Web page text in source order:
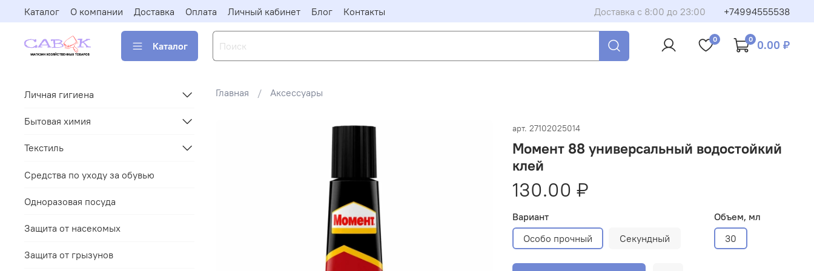
Каталог О компании Доставка Оплата Личный кабинет Блог Контакты Доставка с 8:00 до 23:00 +74994555538
Каталог
0 0 0.00 ₽
Главная Аксессуары
арт. 27102025014
Момент 88 универсальный водостойкий
клей
130.00 ₽
Вариант
Особо прочный
Секундный
Объем, мл
30
Личная гигиена
Бытовая химия
Текстиль
Средства по уходу за обувью
Одноразовая посуда
Защита от насекомых
Защита от грызунов